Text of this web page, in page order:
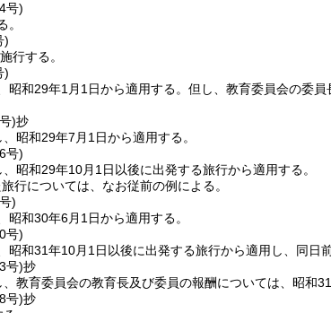
号)
。
)
行する。
)
昭和29年1月1日から適用する。 但し、教育委員会の委
)抄
昭和29年7月1日から適用する。
号)
昭和29年10月1日以後に出発する旅行から適用する。
行については、なお従前の例による。
)
昭和30年6月1日から適用する。
号)
昭和31年10月1日以後に出発する旅行から適用し、同日
号)抄
教育委員会の教育長及び委員の報酬については、昭和
号)抄